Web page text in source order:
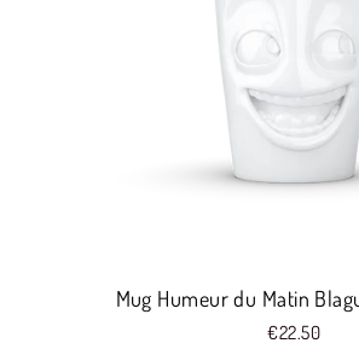
Mug Humeur du Matin
€22.50